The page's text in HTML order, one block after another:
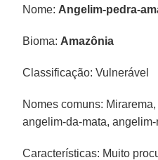
Nome: Angelim-pedra-
Bioma: Amazônia
Classificação: Vulnerável
Nomes comuns:
angelim-da-mata, angelim-
Características: Muito